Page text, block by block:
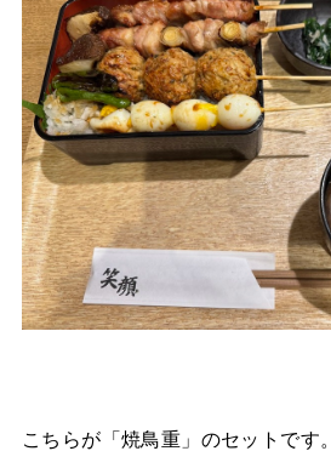
こちらが「焼鳥重」のセットです。